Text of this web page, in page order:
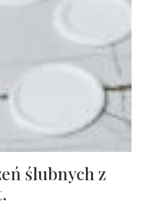
ślubnych z